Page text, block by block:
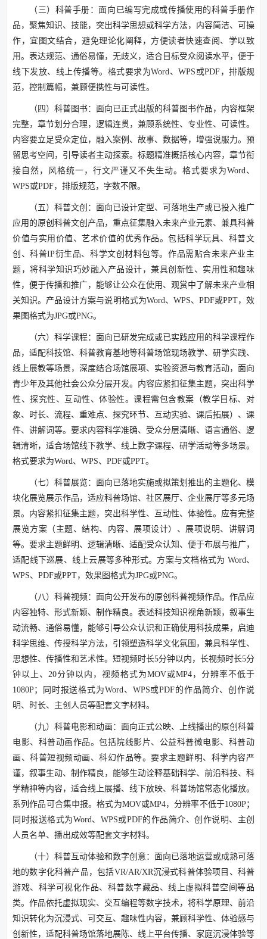
（三）科普手册：面向已编写完成或传播使用的科普手册作
品，聚焦知识、技能，突出科学思想或科学方法，内容简洁、可操
作，宜图文结合，避免理论化阐释，方便读者快速查阅、学以致
用。表达规范、通俗易懂，无歧义，适合目标受众阅读水平，便于
线下发放、线上传播等。格式要求为Word、WPS或PDF，排版规
范，控制篇幅，兼顾便携性与可读性。
（四）科普图书：面向已正式出版的科普图书作品，内容框架
完整，章节划分合理，逻辑连贯，兼顾系统性、专业性、可读性。
内容要立足受众定位，融入案例、故事、数据等，增强说服力。预
留思考空间，引导读者主动探索。标题精准概括核心内容，章节衔
接自然，风格统一，行文严谨又不失生动。格式要求为Word、
WPS或PDF，排版规范，字数不限。
（五）科普文创：面向已设计定型、可落地生产或已投入推广
应用的原创科普文创产品，重点征集融入未来产业元素、兼具科普
价值与实用价值、艺术价值的优秀作品。包括科学玩具、科普文
创、科普IP衍生品、科学文创材料包等。作品需贴合未来产业主
题，将科学知识巧妙融入产品设计，兼具创新性、实用性和趣味
性，便于传播和推广，能够让公众在使用、观赏中了解未来产业相
关知识。产品设计方案与说明格式为Word、WPS、PDF或PPT，效
果图格式为JPG或PNG。
（六）科学课程：面向已研发完成或已实践应用的科学课程作
品，适配科技馆、科普教育基地等科普场馆现场教学、研学实践、
线上展教等场景，深度结合场馆展项、实验资源与教育活动，面向
青少年及其他社会公众分层开发。内容应紧扣征集主题，突出科学
性、探究性、互动性、体验性。课程需包含教案（教学目标、对
象、时长、流程、重难点、探究环节、互动实验、课后拓展）、课
件、讲解词等。要求内容科学准确、受众分层清晰、语言通俗、逻
辑清晰，适合场馆线下教学、线上数字课程、研学活动等多场景。
格式要求为Word、WPS、PDF或PPT。
（七）科普展览：面向已落地实施或拟策划推出的主题化、模
块化展览展示作品，适应科普场馆、社区展厅、企业展厅等多元场
景。内容紧扣征集主题，突出科学性、互动性、体验性。应有完整
展览方案（主题、结构、内容、展项设计）、展项说明、讲解词
等。要求主题鲜明、逻辑清晰、适配受众认知、便于布展与推广，
适配线下巡展、线上云展等多种形式。方案与文档格式为 Word、
WPS、PDF或PPT，效果图格式为JPG或PNG。
（八）科普视频：面向公开发布的原创科普视频作品。作品应
内容独特、形式新颖、制作精良。表述科技知识视角新颖，叙事生
动流畅、通俗易懂，能够引导公众认识和正确使用科技成果，启迪
科学思维、传授科学方法，引领塑造科学文化氛围，兼具科学性、
思想性、传播性和艺术性。短视频时长5分钟以内，长视频时长5分
钟以上、20分钟以内，视频格式为MOV或MP4，分辨率不低于
1080P；同时报送格式为Word、WPS或PDF的作品简介、创作说
明、时长、主创人员等配套文字材料。
（九）科普电影和动画：面向正式公映、上线播出的原创科普
电影、科普动画作品。包括院线影片、公益科普微电影、科普动
画、科普短视频动画、科幻作品等。要求主题鲜明、科学内容严
谨，叙事生动、制作精良，能够生动诠释基础科学、前沿科技、科
学精神等内容，适合线上展播、线下放映、科普场馆常态化播放。
系列作品可合集申报。格式为MOV或MP4，分辨率不低于1080P；
同时报送格式为Word、WPS或PDF的作品简介、创作说明、主创
人员名单、播出成效等配套文字材料。
（十）科普互动体验和数字创意：面向已落地运营或成熟可落
地的数字化科普产品，包括VR/AR/XR沉浸式科普体验项目、科普
游戏、科学可视化作品、科普数字藏品、线上虚拟科普空间等品
类。作品依托虚拟现实、交互编程等数字技术，将科学原理、前沿
知识转化为沉浸式、可交互、趣味性内容，兼顾科学性、体验感与
创新性，适配科普场馆落地展陈、线上平台传播、家庭沉浸体验等